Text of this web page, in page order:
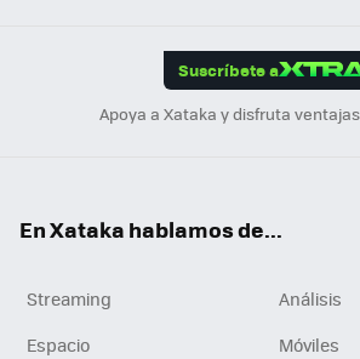
Suscríbete a
Apoya a Xataka y disfruta
En Xataka hablamos de...
Streaming
Análisis
Espacio
Móviles